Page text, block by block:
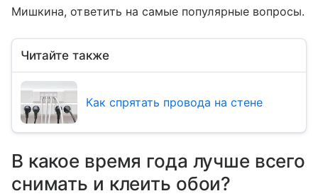
Мишкина, ответить на самые популярные вопросы.
Читайте также
Как спрятать провода на стене
В какое время года лучше всего
снимать и клеить обои?